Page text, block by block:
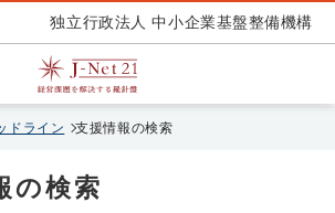
独立行政法人 中小企業基盤整備機構
ドライン 支援情報の検索
の検索